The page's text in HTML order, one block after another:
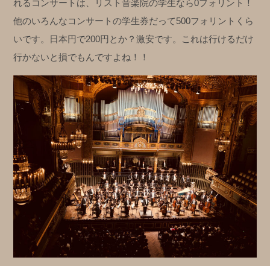
れるコンサートは、リスト音楽院の学生なら0フォリント！
他のいろんなコンサートの学生券だって500フォリントくら
いです。日本円で200円とか？激安です。これは行けるだけ
行かないと損でもんですよね！！